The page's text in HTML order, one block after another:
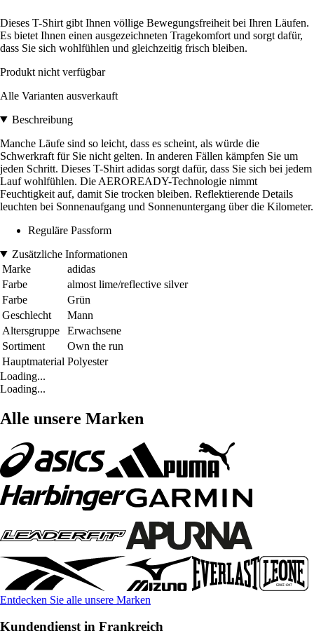
Dieses T-Shirt gibt Ihnen völlige Bewegungsfreiheit bei Ihren Läufen.
Es bietet Ihnen einen ausgezeichneten Tragekomfort und sorgt dafür,
dass Sie sich wohlfühlen und gleichzeitig frisch bleiben.
Produkt nicht verfügbar
Alle Varianten ausverkauft
Beschreibung
Manche Läufe sind so leicht, dass es scheint, als würde die
Schwerkraft für Sie nicht gelten. In anderen Fällen kämpfen Sie um
jeden Schritt. Dieses T-Shirt adidas sorgt dafür, dass Sie sich bei jedem
Lauf wohlfühlen. Die AEROREADY-Technologie nimmt
Feuchtigkeit auf, damit Sie trocken bleiben. Reflektierende Details
leuchten bei Sonnenaufgang und Sonnenuntergang über die Kilometer.
Reguläre Passform
Zusätzliche Informationen
Marke
adidas
Farbe
almost lime/reflective silver
Farbe
Grün
Geschlecht
Mann
Altersgruppe
Erwachsene
Sortiment
Own the run
Hauptmaterial Polyester
Loading...
Loading...
Alle unsere Marken
Entdecken Sie alle unsere Marken
Kundendienst in Frankreich